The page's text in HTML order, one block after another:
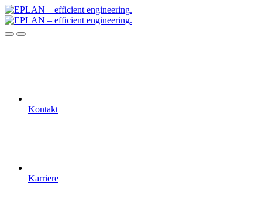
Kontakt
Karriere